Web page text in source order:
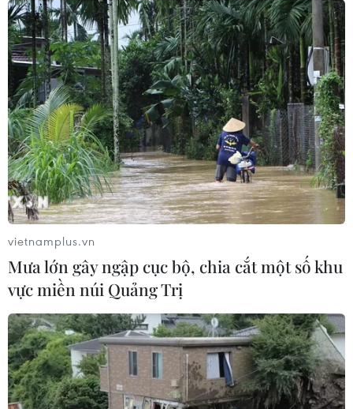
Điều chỉnh kịp thời khung giá đất, bảo
đảm lợi ích cho người dân
27/05/2019 07:23
Các quy định của pháp luật về quy hoạch, quản lý, sử
dụng đất đai nói chung, đất đô thị nói riêng đã được
hoàn thiện, từng bước khắc phục tình trạng "xin-cho"
trong tiếp cận đất đai
vietnamplus.vn
Mưa lớn gây ngập cục bộ, chia cắt một số khu
vực miền núi Quảng Trị